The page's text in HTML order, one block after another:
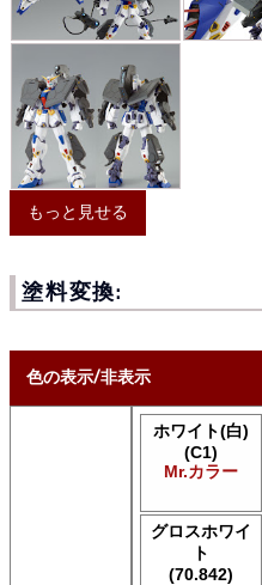
もっと見せる
塗料変換:
色の表示/非表示
* ボックスをオン/オフにして
AK INTERACTIVE AK
AK INTERACTIVE AK
AK INTERACTIVE AK
ホワイト(白)
(C1)
Mr.カラー
グロスホワイ
ト
(70.842)